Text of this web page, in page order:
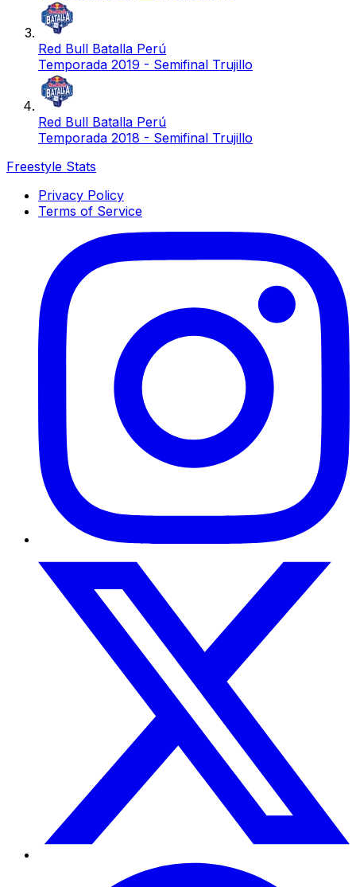
Red Bull Batalla Perú
Temporada 2019 - Semifinal Trujillo
Red Bull Batalla Perú
Temporada 2018 - Semifinal Trujillo
Freestyle Stats
Privacy Policy
Terms of Service